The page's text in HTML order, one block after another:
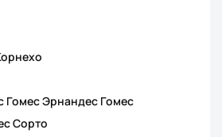
Эрнандес Гомес
Сорто